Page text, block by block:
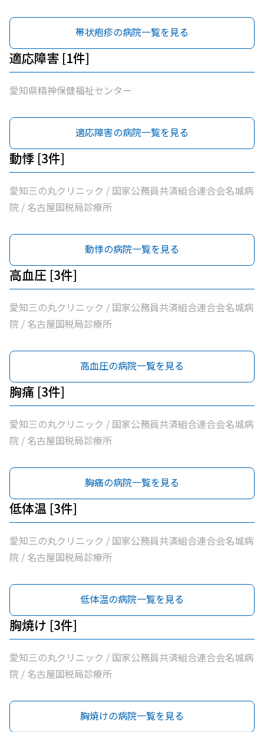
帯状疱疹の病院一覧を見る
適応障害 [1件]
愛知県精神保健福祉センター
適応障害の病院一覧を見る
動悸 [3件]
愛知三の丸クリニック / 国家公務員共済組合連合会名城病
院 / 名古屋国税局診療所
動悸の病院一覧を見る
高血圧 [3件]
愛知三の丸クリニック / 国家公務員共済組合連合会名城病
院 / 名古屋国税局診療所
高血圧の病院一覧を見る
胸痛 [3件]
愛知三の丸クリニック / 国家公務員共済組合連合会名城病
院 / 名古屋国税局診療所
胸痛の病院一覧を見る
低体温 [3件]
愛知三の丸クリニック / 国家公務員共済組合連合会名城病
院 / 名古屋国税局診療所
低体温の病院一覧を見る
胸焼け [3件]
愛知三の丸クリニック / 国家公務員共済組合連合会名城病
院 / 名古屋国税局診療所
胸焼けの病院一覧を見る